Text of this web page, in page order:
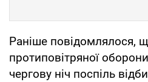
Раніше повідомлялося,
протиповітряної
чергову ніч поспіль